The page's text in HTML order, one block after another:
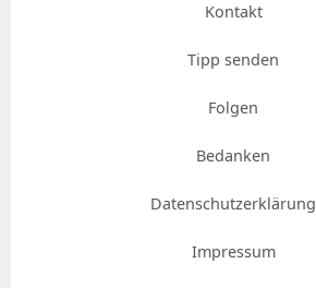
Kontakt
Tipp senden
Folgen
Bedanken
Datenschutzerklärung
Impressum